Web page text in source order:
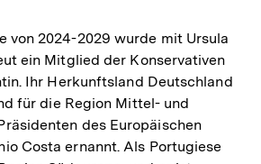
von 2024-2029 wurde mit Ursula
ein Mitglied der Konservativen
Ihr Herkunftsland Deutschland
für die Region Mittel- und
des Europäischen
Costa ernannt. Als Portugiese